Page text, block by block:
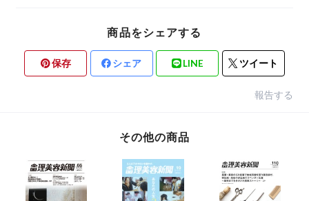
商品をシェアする
保存 シェア LINE ツイート
報告する
その他の商品